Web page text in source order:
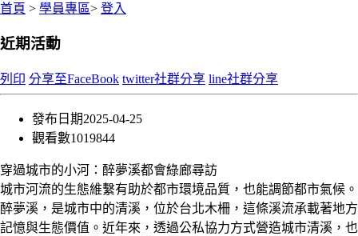
首頁 > 學員專區> 登入
近期活動
列印 分享至FaceBook twitter社群分享 line社群分享
發布日期2025-04-25
觀看數1019844
穿過城市的小河：醉夢溪都會綠廊尋訪
城市河流的生態維繫有助於都市環境品質，也能調節都市氣候。
醉夢溪，是城市中的清溪，位於台北木柵，這條溪流承載著地方
記憶與生態價值。近年來，透過公私協力方式營造城市清溪，也